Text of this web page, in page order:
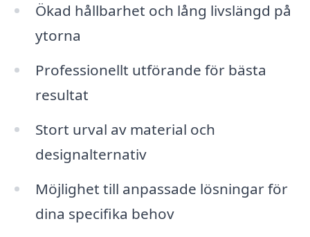
Ökad hållbarhet och lång livslängd på
ytorna
Professionellt utförande för bästa
resultat
Stort urval av material och
designalternativ
Möjlighet till anpassade lösningar för
dina specifika behov